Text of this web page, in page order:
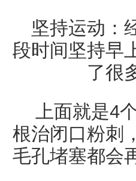
坚持运动：
段时间坚持早
了很
上面就是4
根治闭口粉刺
毛孔堵塞都会